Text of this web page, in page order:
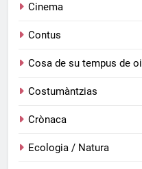
Cinema
Contus
Cosa de su tempus de oi
Costumàntzias
Crònaca
Ecologia / Natura